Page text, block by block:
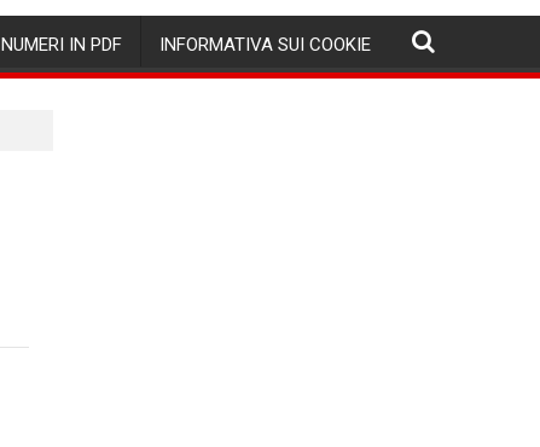
NUMERI IN PDF INFORMATIVA SUI COOKIE